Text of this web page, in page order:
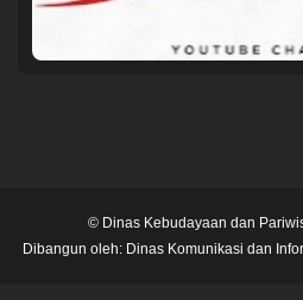
© Dinas Kebudayaan dan
Dibangun oleh: Dinas Komunikasi dan